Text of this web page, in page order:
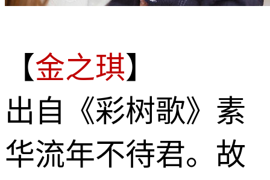
【金之琪】
出自《彩树歌》素
华流年不待君。故